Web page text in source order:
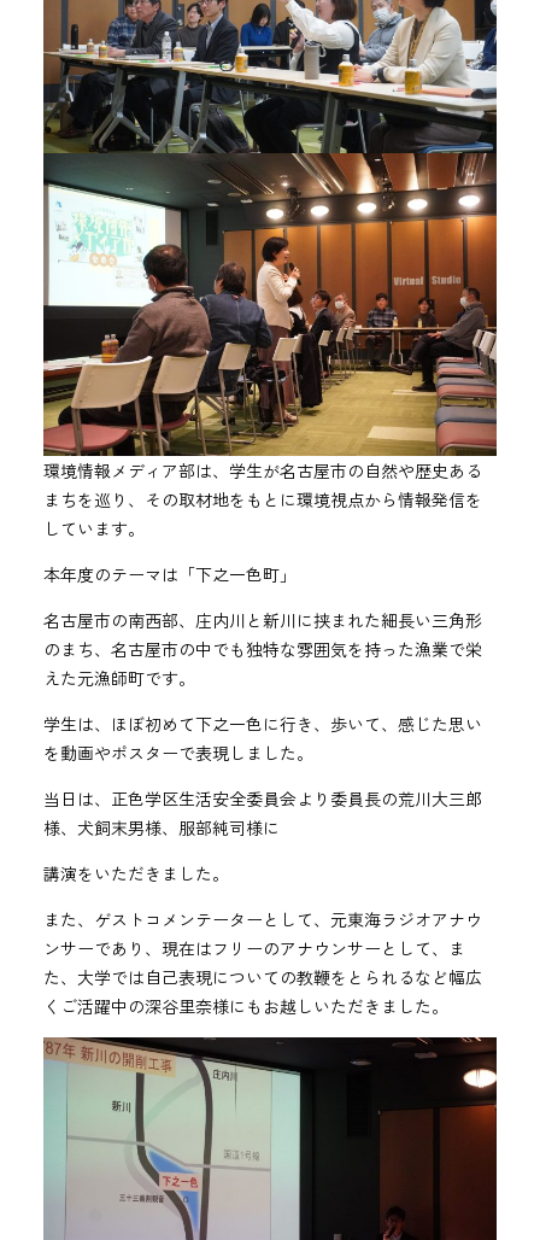
環境情報メディア部は、学生が名古屋市の自然や歴史ある
まちを巡り、その取材地をもとに環境視点から情報発信を
しています。
本年度のテーマは「下之一色町」
名古屋市の南西部、庄内川と新川に挟まれた細長い三角形
のまち、名古屋市の中でも独特な雰囲気を持った漁業で栄
えた元漁師町です。
学生は、ほぼ初めて下之一色に行き、歩いて、感じた思い
を動画やポスターで表現しました。
当日は、正色学区生活安全委員会より委員長の荒川大三郎
様、犬飼末男様、服部純司様に
講演をいただきました。
また、ゲストコメンテーターとして、元東海ラジオアナウ
ンサーであり、現在はフリーのアナウンサーとして、ま
た、大学では自己表現についての教鞭をとられるなど幅広
くご活躍中の深谷里奈様にもお越しいただきました。